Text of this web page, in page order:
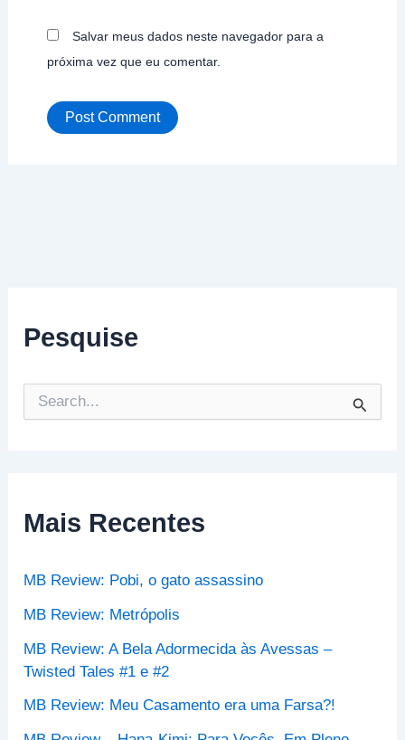
Pesquise
e
s
a
o
:
Mais Recentes
MB Review: Pobi, o gato assassino
MB Review: Metrópolis
MB Review: A Bela Adormecida às Avessas –
Twisted Tales #1 e #2
MB Review: Meu Casamento era uma Farsa?!
Salvar meus dados neste navegador para a
próxima vez que eu comentar.